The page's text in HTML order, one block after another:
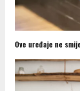
Ove uređaje ne